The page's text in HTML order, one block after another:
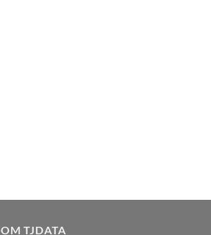
OM TJDATA